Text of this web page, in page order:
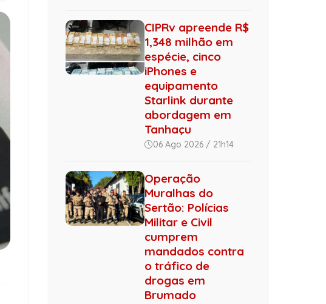
CIPRv apreende R$
1,348 milhão em
espécie, cinco
iPhones e
equipamento
Starlink durante
abordagem em
Tanhaçu
06 Ago 2026 / 21h14
Operação
Muralhas do
Sertão: Polícias
Militar e Civil
cumprem
mandados contra
o tráfico de
drogas em
Brumado